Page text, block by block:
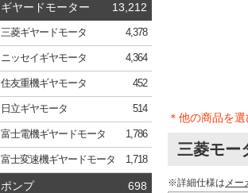
ギヤードモーター 13,212
三菱ギヤードモータ 4,378
ニッセイギヤモータ 4,364
住友重機ギヤモータ 452
日立ギヤモータ 514
富士電機ギヤードモータ 1,786
富士変速機ギヤードモータ 1,718
ポンプ 698
＊他の商品を
三菱モー
※詳細仕様は メー